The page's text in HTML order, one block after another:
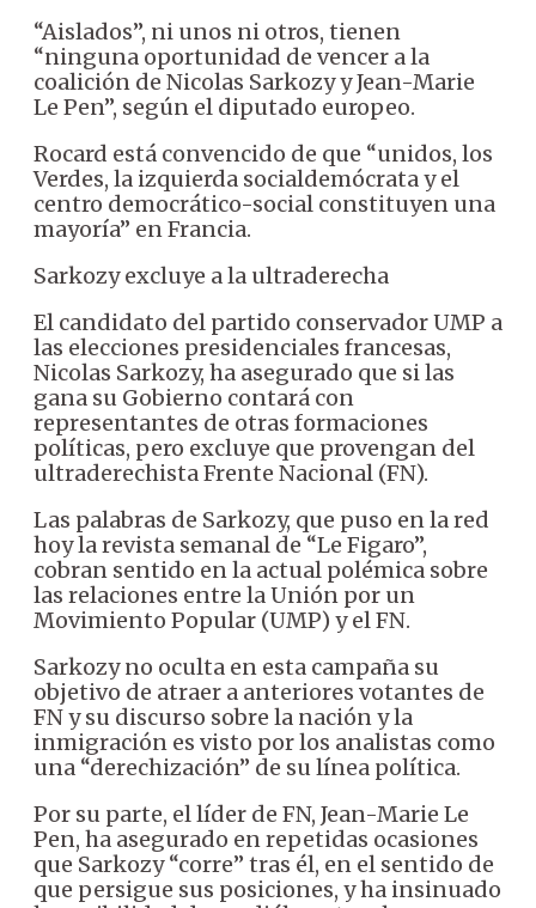
“Aislados”, ni unos ni otros, tienen
“ninguna oportunidad de vencer a la
coalición de Nicolas Sarkozy y Jean-Marie
Le Pen”, según el diputado europeo.
Rocard está convencido de que “unidos, los
Verdes, la izquierda socialdemócrata y el
centro democrático-social constituyen una
mayoría” en Francia.
Sarkozy excluye a la ultraderecha
El candidato del partido conservador UMP a
las elecciones presidenciales francesas,
Nicolas Sarkozy, ha asegurado que si las
gana su Gobierno contará con
representantes de otras formaciones
políticas, pero excluye que provengan del
ultraderechista Frente Nacional (FN).
Las palabras de Sarkozy, que puso en la red
hoy la revista semanal de “Le Figaro”,
cobran sentido en la actual polémica sobre
las relaciones entre la Unión por un
Movimiento Popular (UMP) y el FN.
Sarkozy no oculta en esta campaña su
objetivo de atraer a anteriores votantes de
FN y su discurso sobre la nación y la
inmigración es visto por los analistas como
una “derechización” de su línea política.
Por su parte, el líder de FN, Jean-Marie Le
Pen, ha asegurado en repetidas ocasiones
que Sarkozy “corre” tras él, en el sentido de
que persigue sus posiciones, y ha insinuado